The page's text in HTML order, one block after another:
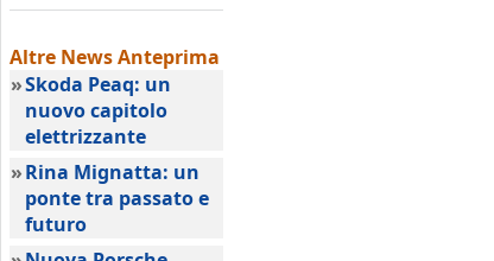
Altre NewsAnteprima
»Skoda Peaq: un
nuovo capitolo
elettrizzante
»Rina Mignatta: un
ponte tra passato e
futuro